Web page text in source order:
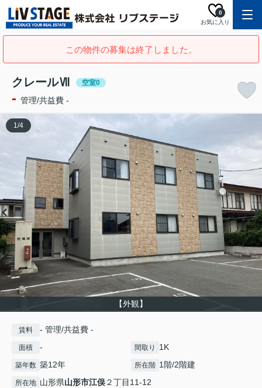
お気に入り
0
この物件の募集は終了しました。
クレールⅦ 空室0
- 管理/共益費 -
【外観】
1/4
賃料 - 管理/共益費 -
面積 - 間取り 1K
築年数 築12年 所在階 1階/2階建
所在地 山形県山形市江俣２丁目11-12